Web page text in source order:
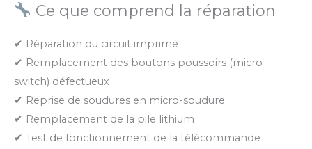
Ce que comprend la réparation
✔ Réparation du circuit imprimé
✔ Remplacement des boutons poussoirs (micro-
switch) défectueux
✔ Reprise de soudures en micro-soudure
✔ Remplacement de la pile lithium
✔ Test de fonctionnement de la télécommande